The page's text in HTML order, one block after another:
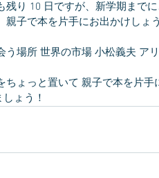
り 10 日ですが、新学期まで
親子で本を片手にお出かけしょ
う場所 世界の市場 小松義夫 ア
ょう！